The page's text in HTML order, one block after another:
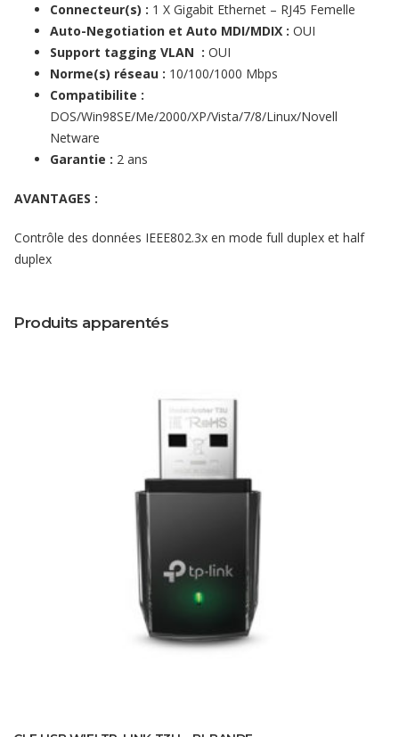
Connecteur(s) : 1 X Gigabit Ethernet – RJ45 Femelle
Auto-Negotiation et Auto MDI/MDIX : OUI
Support tagging VLAN : OUI
Norme(s) réseau : 10/100/1000 Mbps
Compatibilite :
DOS/Win98SE/Me/2000/XP/Vista/7/8/Linux/Novell
Netware
Garantie : 2 ans
AVANTAGES :
Contrôle des données IEEE802.3x en mode full duplex et half
duplex
Produits apparentés